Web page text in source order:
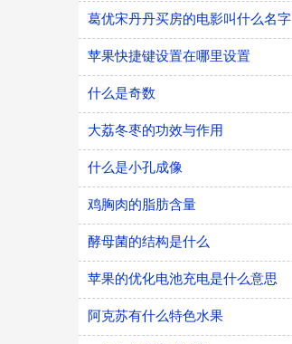
葛优宋丹丹买房的电影叫什么名字
苹果快捷键设置在哪里设置
什么是奇数
大荔冬枣的功效与作用
什么是小孔成像
鸡胸肉的脂肪含量
酵母菌的结构是什么
苹果的优化电池充电是什么意思
阿克苏有什么特色水果